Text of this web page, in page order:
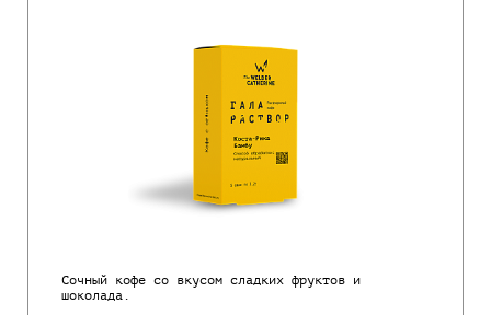
Сочный кофе со вкусом сладких фруктов и
шоколада.